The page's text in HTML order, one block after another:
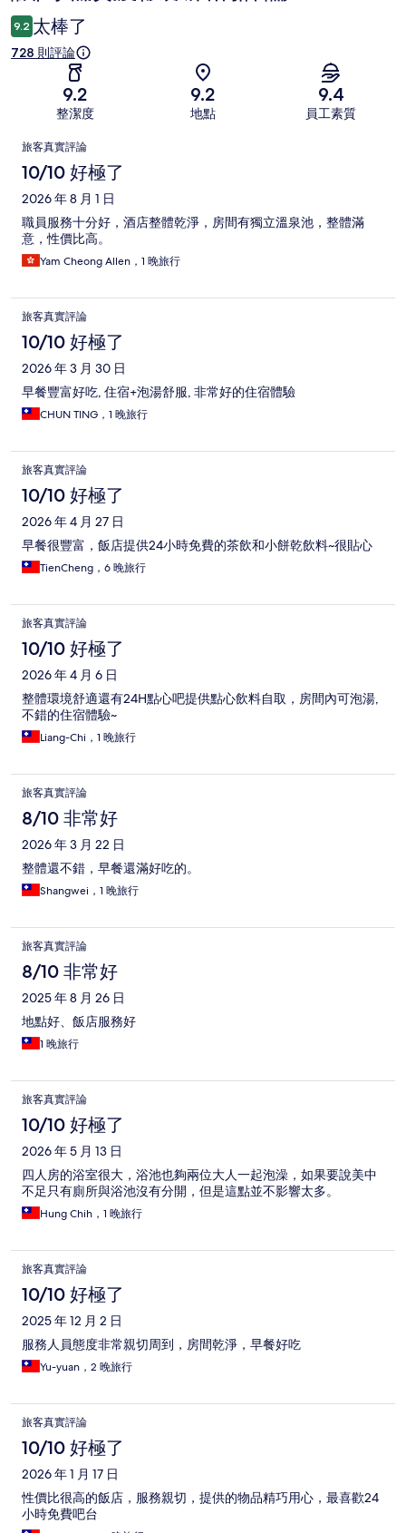
論
9.2 太棒了
728 則評論
9.2
整潔度
9.2
地點
9.4
員工素質
評
論
旅客真實評論
10/10 好極了
2026 年 8 月 1 日
職員服務十分好，酒店整體乾淨，房間有獨立溫泉池，整體滿
意，性價比高。
Yam Cheong Allen，1 晚旅行
旅客真實評論
10/10 好極了
2026 年 3 月 30 日
早餐豐富好吃, 住宿+泡湯舒服, 非常好的住宿體驗
CHUN TING，1 晚旅行
旅客真實評論
10/10 好極了
2026 年 4 月 27 日
早餐很豐富，飯店提供24小時免費的茶飲和小餅乾飲料~很貼心
TienCheng，6 晚旅行
旅客真實評論
10/10 好極了
2026 年 4 月 6 日
整體環境舒適還有24H點心吧提供點心飲料自取，房間內可泡湯,
不錯的住宿體驗~
Liang-Chi，1 晚旅行
旅客真實評論
8/10 非常好
2026 年 3 月 22 日
整體還不錯，早餐還滿好吃的。
Shangwei，1 晚旅行
旅客真實評論
8/10 非常好
2025 年 8 月 26 日
地點好、飯店服務好
1 晚旅行
旅客真實評論
10/10 好極了
2026 年 5 月 13 日
四人房的浴室很大，浴池也夠兩位大人一起泡澡，如果要說美中
不足只有廁所與浴池沒有分開，但是這點並不影響太多。
Hung Chih，1 晚旅行
旅客真實評論
10/10 好極了
2025 年 12 月 2 日
服務人員態度非常親切周到，房間乾淨，早餐好吃
Yu-yuan，2 晚旅行
旅客真實評論
10/10 好極了
2026 年 1 月 17 日
性價比很高的飯店，服務親切，提供的物品精巧用心，最喜歡24
小時免費吧台